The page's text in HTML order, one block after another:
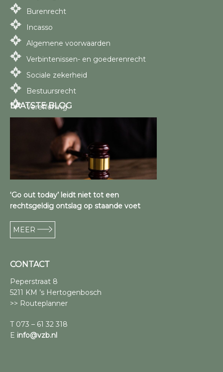
Burenrecht
Incasso
Algemene voorwaarden
Verbintenissen- en goederenrecht
Sociale zekerheid
Bestuursrecht
Vereffening
LAATSTE BLOG
‘Go out today’ leidt niet tot een
rechtsgeldig ontslag op staande voet
MEER
CONTACT
Peperstraat 8
5211 KM ’s Hertogenbosch
>> Routeplanner
T 073 – 61 32 318
E info@vzb.nl